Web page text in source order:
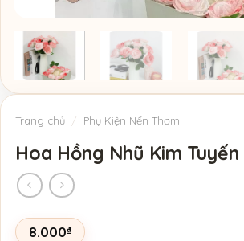
Trang chủ / Phụ Kiện Nến Thơm
Hoa Hồng Nhũ Kim Tuyến
8.000₫